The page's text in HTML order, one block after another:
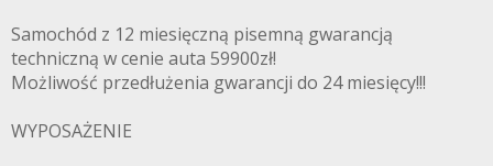
Samochód z 12 miesięczną pisemną gwarancją
techniczną w cenie auta 59900zł!
Możliwość przedłużenia gwarancji do 24 miesięcy!!!
WYPOSAŻENIE